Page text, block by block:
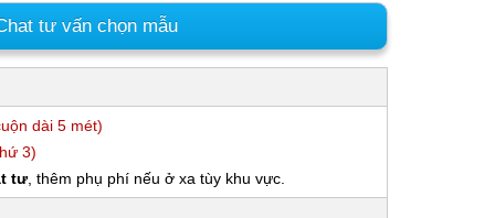
tư vấn chọn mẫu
dài 5 mét)
3)
tư, thêm phụ phí nếu ở xa tùy khu vực.